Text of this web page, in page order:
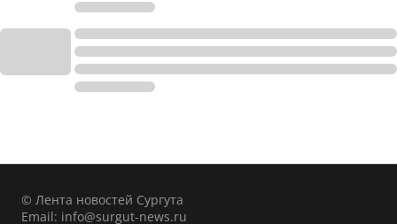
© Лента новостей Сургута
Email: info@surgut-news.ru